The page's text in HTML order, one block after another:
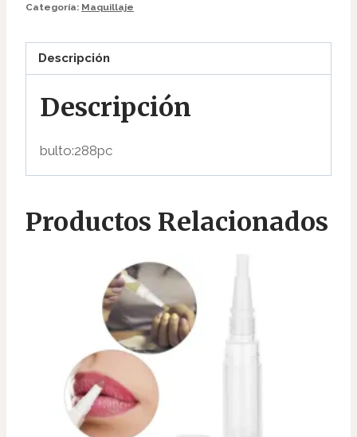
Categoría: Maquillaje
Descripción
Descripción
bulto:288pc
Productos Relacionados